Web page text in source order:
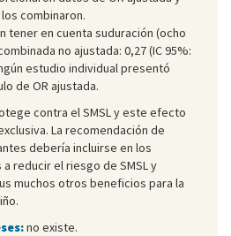
combinaron.
tener en cuenta suduración (ocho
no ajustada: 0,27 (IC 95%:
estudio individual presentó
de OR ajustada.
contra el SMSL y este efecto
La recomendación de
debería incluirse en los
reducir el riesgo de SMSL y
muchos otros beneficios para la
no existe.